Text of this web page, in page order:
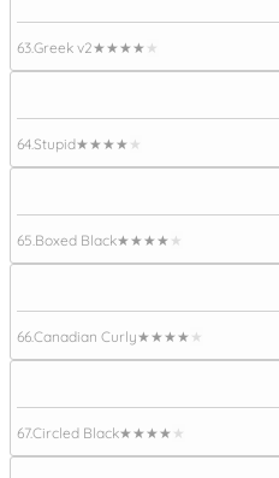
63.Greek v2★★★★★
64.Stupid★★★★★
65. Boxed Black★★★★★
66.Canadian Curly★★★★★
67.Circled Black★★★★★